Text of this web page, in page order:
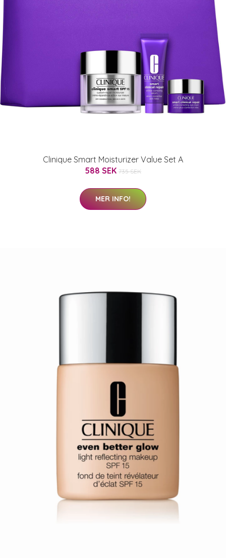
Clinique Smart Moisturizer Value Set A
588 SEK 735 SEK
MER INFO!